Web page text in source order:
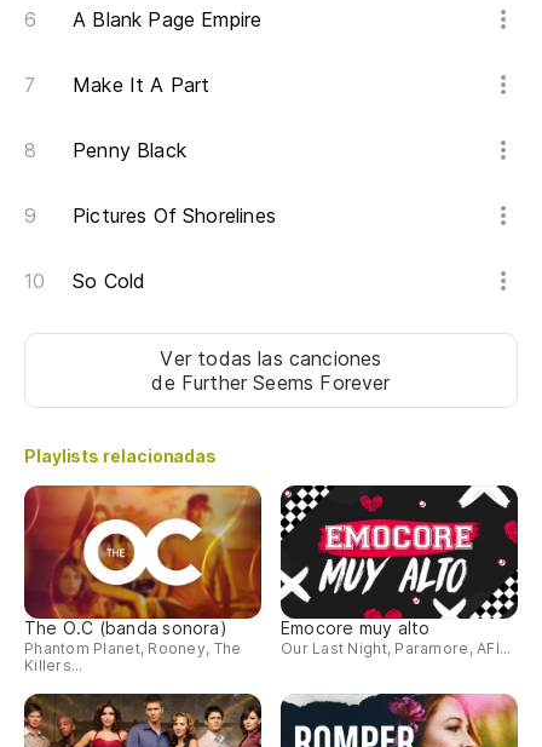
A Blank Page Empire
Make It A Part
Penny Black
Pictures Of Shorelines
So Cold
Ver todas las canciones
de Further Seems Forever
Playlists relacionadas
The O.C (banda sonora)
Phantom Planet, Rooney, The
Killers...
Emocore muy alto
Our Last Night, Paramore, AFI...